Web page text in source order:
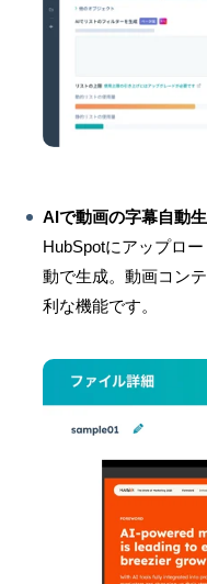
AIで動画の字幕自動
HubSpotにアップロ
動で生成。動画コン
利な機能です。